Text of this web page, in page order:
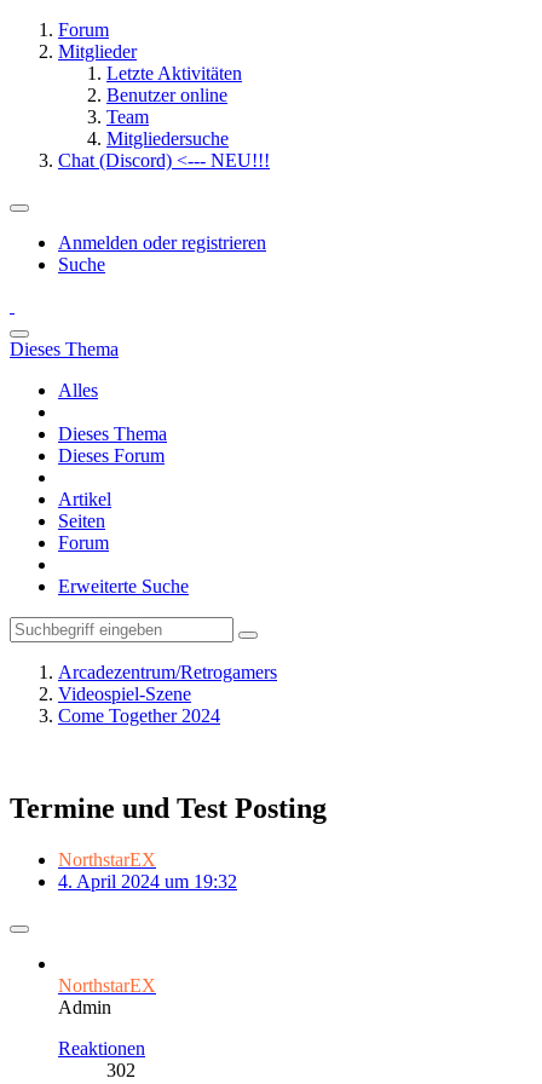
Forum
Mitglieder
Letzte Aktivitäten
Benutzer online
Team
Mitgliedersuche
Chat (Discord) <--- NEU!!!
Anmelden oder registrieren
Suche
Dieses Thema
Alles
Dieses Thema
Dieses Forum
Artikel
Seiten
Forum
Erweiterte Suche
Arcadezentrum/Retrogamers
Videospiel-Szene
Come Together 2024
Termine und Test Posting
NorthstarEX
4. April 2024 um 19:32
NorthstarEX
Admin
Reaktionen
302